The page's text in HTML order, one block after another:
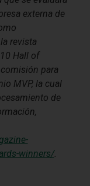
externa de
revista
Hall of
para
MVP, la cual
de
winners/.